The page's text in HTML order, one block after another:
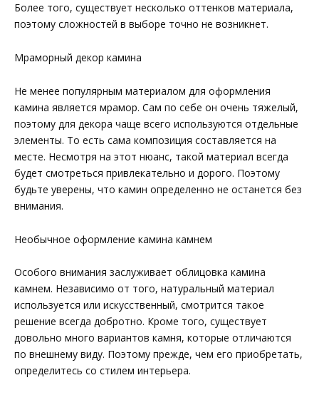
Более того, существует несколько оттенков материала,
поэтому сложностей в выборе точно не возникнет.
Мраморный декор камина
Не менее популярным материалом для оформления
камина является мрамор. Сам по себе он очень тяжелый,
поэтому для декора чаще всего используются отдельные
элементы. То есть сама композиция составляется на
месте. Несмотря на этот нюанс, такой материал всегда
будет смотреться привлекательно и дорого. Поэтому
будьте уверены, что камин определенно не останется без
внимания.
Необычное оформление камина камнем
Особого внимания заслуживает облицовка камина
камнем. Независимо от того, натуральный материал
используется или искусственный, смотрится такое
решение всегда добротно. Кроме того, существует
довольно много вариантов камня, которые отличаются
по внешнему виду. Поэтому прежде, чем его приобретать,
определитесь со стилем интерьера.